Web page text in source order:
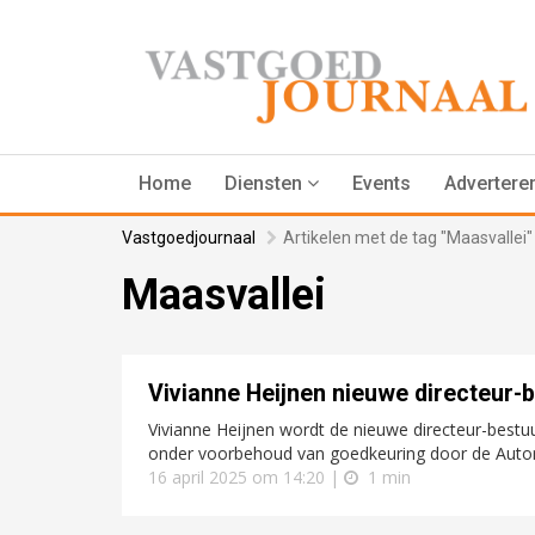
Home Diensten Events
Vastgoedjournaal Artikelen met de tag "Maasvallei"
Maasvallei
Vivianne Heijnen nieuwe directeur-
Vivianne Heijnen wordt de nieuwe directeur-
onder voorbehoud van goedkeuring door de
16 april 2025 om 14:20 |
1 min